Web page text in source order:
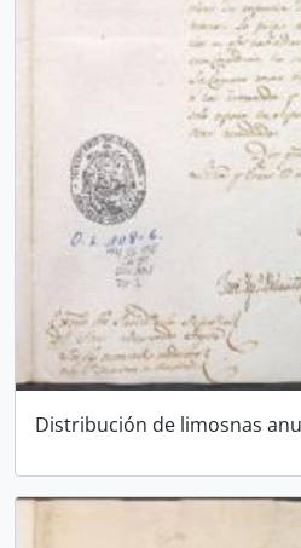
Distribución de limosnas